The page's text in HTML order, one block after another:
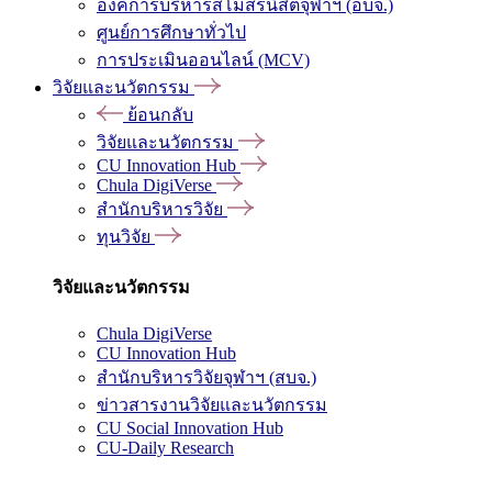
องค์การบริหารสโมสรนิสิตจุฬาฯ (อบจ.)
ศูนย์การศึกษาทั่วไป
การประเมินออนไลน์ (MCV)
วิจัยและนวัตกรรม
ย้อนกลับ
วิจัยและนวัตกรรม
CU Innovation Hub
Chula DigiVerse
สำนักบริหารวิจัย
ทุนวิจัย
วิจัยและนวัตกรรม
Chula DigiVerse
CU Innovation Hub
สำนักบริหารวิจัยจุฬาฯ (สบจ.)
ข่าวสารงานวิจัยและนวัตกรรม
CU Social Innovation Hub
CU-Daily Research